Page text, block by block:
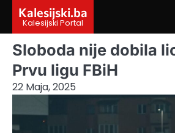
content
Kalesijski.ba
Kalesijski Portal
Sloboda nije dobila
Prvu ligu FBiH
22 Maja, 2025